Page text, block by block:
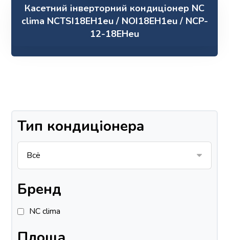
Касетний інверторний кондиціонер NC
clima NCTSI18EH1eu / NOI18EH1eu / NCP-
12-18EHeu
Тип кондиціонера
Бренд
NC clima